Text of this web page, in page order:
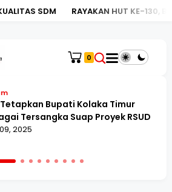
HUT KE-130, BRI KC MEGA
0
Tetapkan Bupati Kolaka Timur
Tersangka Suap Proyek RSUD
2025